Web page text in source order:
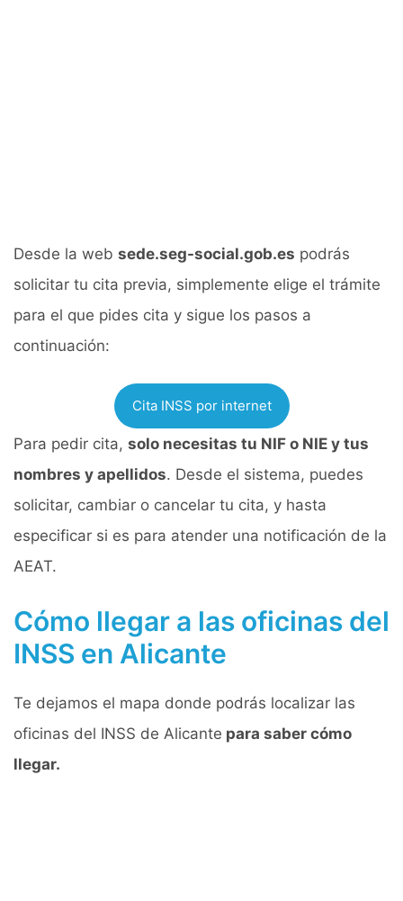
Desde la web sede.seg-social.gob.es podrás
solicitar tu cita previa, simplemente elige el trámite
para el que pides cita y sigue los pasos a
continuación:
Cita INSS por internet
Para pedir cita, solo necesitas tu NIF o NIE y tus
nombres y apellidos. Desde el sistema, puedes
solicitar, cambiar o cancelar tu cita, y hasta
especificar si es para atender una notificación de la
AEAT.
Cómo llegar a las oficinas del
INSS en Alicante
Te dejamos el mapa donde podrás localizar las
oficinas del INSS de Alicante para saber cómo
llegar.